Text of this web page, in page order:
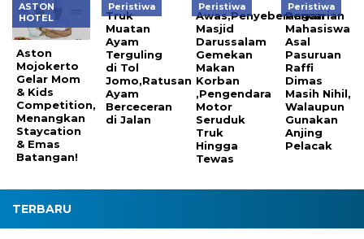
ASTON
HOTEL
Aston
Mojokerto
Gelar Mom
& Kids
Competition,
Menangkan
Staycation
& Emas
Batangan!
Peristiwa
Truk
Muatan
Ayam
Terguling
di Tol
Jomo,Ratusan
Ayam
Berceceran
di Jalan
Peristiwa
Awas,Penyeberangan
Masjid
Darussalam
Gemekan
Makan
Korban
,Pengendara
Motor
Seruduk
Truk
Hingga
Tewas
Peristiwa
Pencarian
Mahasiswa
Asal
Pasuruan
Raffi
Dimas
Masih Nihil,
Walaupun
Gunakan
Anjing
Pelacak
TERBARU